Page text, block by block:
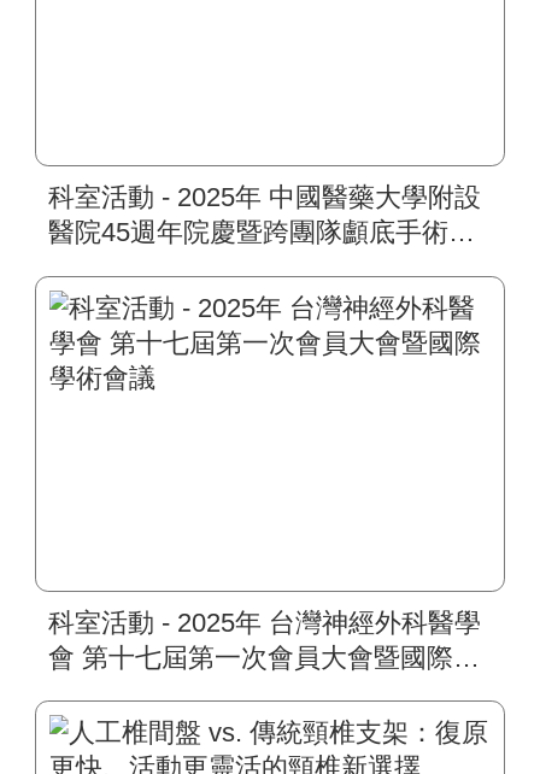
科室活動 - 2025年 中國醫藥大學附設
醫院45週年院慶暨跨團隊顱底手術研
科室活動 - 2025年 台灣神經外科醫學
會 第十七屆第一次會員大會暨國際學